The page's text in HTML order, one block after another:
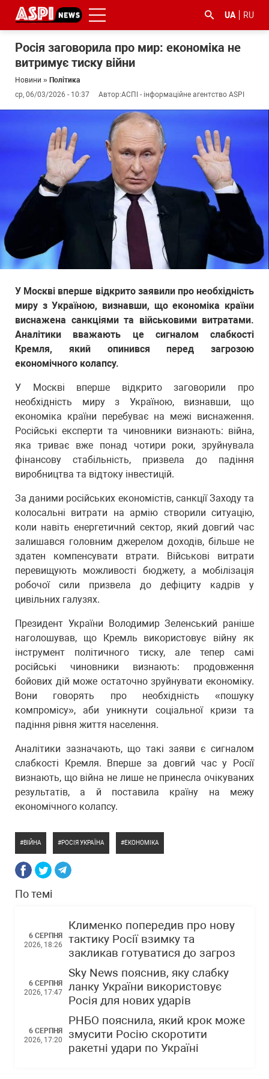
UA RU
Росія заговорила про мир: економіка не
витримує тиску війни
Новини » Політика
ср, 06/03/2026 - 10:37
Автор:АСПІ - інформаційне агентство ASPI
У Москві вперше відкрито заявили про необхідність
миру з Україною, визнавши, що економіка країни
виснажена санкціями та військовими витратами.
Аналітики вважають це сигналом слабкості
Кремля, який опинився перед загрозою
економічного колапсу.
У Москві вперше відкрито заговорили про
необхідність миру з Україною, визнавши, що
економіка країни перебуває на межі виснаження.
Російські експерти та чиновники визнають: війна,
яка триває вже понад чотири роки, зруйнувала
фінансову стабільність, призвела до падіння
виробництва та відтоку інвестицій.
За даними російських економістів, санкції Заходу та
колосальні витрати на армію створили ситуацію,
коли навіть енергетичний сектор, який довгий час
залишався головним джерелом доходів, більше не
здатен компенсувати втрати. Військові витрати
перевищують можливості бюджету, а мобілізація
робочої сили призвела до дефіциту кадрів у
цивільних галузях.
Президент України Володимир Зеленський раніше
наголошував, що Кремль використовує війну як
інструмент політичного тиску, але тепер самі
російські чиновники визнають: продовження
бойових дій може остаточно зруйнувати економіку.
Вони говорять про необхідність «пошуку
компромісу», аби уникнути соціальної кризи та
падіння рівня життя населення.
Аналітики зазначають, що такі заяви є сигналом
слабкості Кремля. Вперше за довгий час у Росії
визнають, що війна не лише не принесла очікуваних
результатів, а й поставила країну на межу
економічного колапсу.
ВІЙНА РОСІЯ УКРАЇНА ЕКОНОМІКА
По темі
6 СЕРПНЯ
2026, 18:26
Клименко попередив про нову
тактику Росії взимку та
закликав готуватися до загроз
6 СЕРПНЯ
2026, 17:47
Sky News пояснив, яку слабку
ланку України використовує
Росія для нових ударів
6 СЕРПНЯ
2026, 17:20
РНБО пояснила, який крок може
змусити Росію скоротити
ракетні удари по Україні
#боротьба
корупцією
#ДФС #Київ #коронавірус